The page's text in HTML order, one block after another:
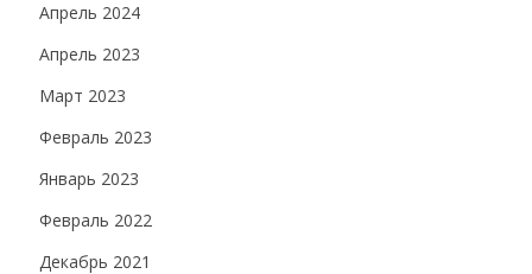
Апрель 2024
Апрель 2023
Март 2023
Февраль 2023
Январь 2023
Февраль 2022
Декабрь 2021